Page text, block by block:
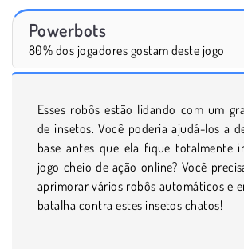
Powerbots
80% dos jogadores gostam deste jogo
Esses robôs estão lidando com um
de insetos. Você poderia ajudá-los a
base antes que ela fique totalmente
jogo cheio de ação online? Você
aprimorar vários robôs automáticos e
batalha contra estes insetos chatos!